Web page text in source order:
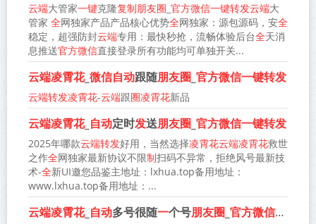
云端大管家一键克隆复制朋友圈 官方微信一键转发云端大
管家 全网独家产品产品核心优势全网独家：源包源码，安全
稳定，超强防封云端专用：最快秒抢，流畅体验后台全天消
息推送官方微信直接登录所有功能均可单独开关...
云端凌霄花_ 微信自动跟随朋友圈 官方微信一键转发
云端转发凌霄花-云端跟圈凌霄花新品
云端凌霄花_ 自动定时发送朋友圈 官方微信一键转发
2025年哪款云端转发好用，当然选择凌霄花云端凌霄花救世
之作全网独家最新协议不限制扫码不异常，拒绝风号最新技
术-全新UI邀您品鉴主地址：lxhua.top备用地址：
www.lxhua.top备用地址：...
云端凌霄花_ 自动多号很随一个号朋友圈 官方微信一键转发